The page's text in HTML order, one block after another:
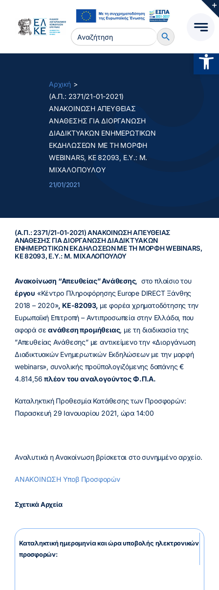
περιεχόμενο
Search
for:
Search Button
Αρχική
(Α.Π.: 2371/21-01-2021)
ΑΝΑΚΟΙΝΩΣΗ ΑΠΕΥΘΕΙΑΣ
ΑΝΑΘΕΣΗΣ ΓΙΑ ΔΙΟΡΓΑΝΩΣΗ
ΔΙΑΔΙΚΤΥΑΚΩΝ ΕΝΗΜΕΡΩΤΙΚΩΝ
ΕΚΔΗΛΩΣΕΩΝ ΜΕ ΤΗ ΜΟΡΦΗ
WEBINARS, ΚΕ 82093, Ε.Υ.: Μ.
ΜΙΧΑΛΟΠΟΥΛΟΥ
21/01/2021
(Α.Π.: 2371/21-01-2021) ΑΝΑΚΟΙΝΩΣΗ ΑΠΕΥΘΕΙΑΣ
ΑΝΑΘΕΣΗΣ ΓΙΑ ΔΙΟΡΓΑΝΩΣΗ ΔΙΑΔΙΚΤΥΑΚΩΝ
ΕΝΗΜΕΡΩΤΙΚΩΝ ΕΚΔΗΛΩΣΕΩΝ ΜΕ ΤΗ ΜΟΡΦΗ WEBINARS,
ΚΕ 82093, Ε.Υ.: Μ. ΜΙΧΑΛΟΠΟΥΛΟΥ
Ανακοίνωση “Απευθείας” Ανάθεσης, στο πλαίσιο του
έργου «Κέντρο Πληροφόρησης Europe DIRECT Ξάνθης
2018 – 2020», ΚΕ-82093, με φορέα χρηματοδότησης την
Ευρωπαϊκή Επιτροπή – Αντιπροσωπεία στην Ελλάδα, που
αφορά σεανάθεση προμήθειας, με τη διαδικασία της
”Απευθείας Ανάθεσης” με αντικείμενο την «Διοργάνωση
Διαδικτυακών Ενημερωτικών Εκδηλώσεων με την μορφή
webinars», συνολικής προϋπολογιζόμενης δαπάνης €
4.814,56πλέον του αναλογούντος Φ.Π.Α.
Καταληκτική Προθεσμία Κατάθεσης των Προσφορών:
Παρασκευή 29 Ιανουαρίου 2021, ώρα 14:00
Αναλυτικά η Ανακοίνωση βρίσκεται στο συνημμένο αρχείο.
ΑΝΑΚΟΙΝΩΣΗ Υποβ Προσφορών
Σχετικά Αρχεία
Καταληκτική ημερομηνία και ώρα υποβολής ηλεκτρονικών
προσφορών: